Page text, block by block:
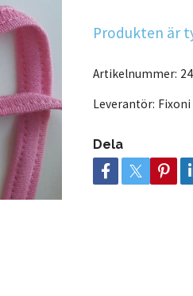
Produkten är
Artikelnummer:
Leverantör: Fixoni
Dela